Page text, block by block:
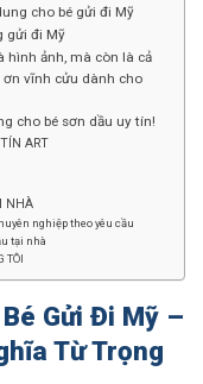
cho bé gửi đi Mỹ
gửi đi Mỹ
hình ảnh, mà còn là cả
vĩnh cửu dành cho
cho bé sơn dầu uy tín!
ART
NHÀ
nghiệp theo yêu cầu
tại nhà
TÔI
Gửi Đi Mỹ –
Từ Trọng